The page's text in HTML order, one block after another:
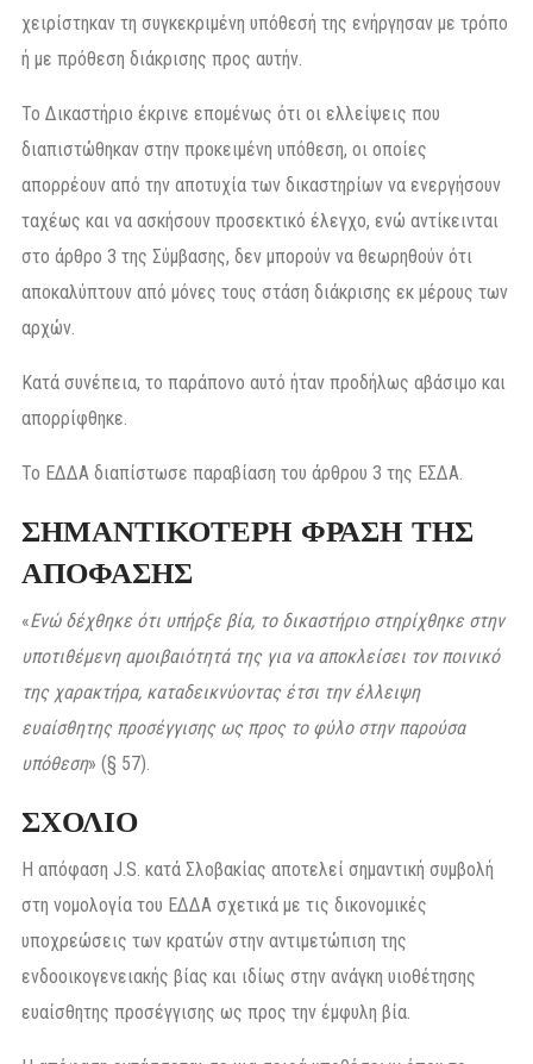
χειρίστηκαν τη συγκεκριμένη υπόθεσή της ενήργησαν με τρόπο
ή με πρόθεση διάκρισης προς αυτήν.
Το Δικαστήριο έκρινε επομένως ότι οι ελλείψεις που
διαπιστώθηκαν στην προκειμένη υπόθεση, οι οποίες
απορρέουν από την αποτυχία των δικαστηρίων να ενεργήσουν
ταχέως και να ασκήσουν προσεκτικό έλεγχο, ενώ αντίκεινται
στο άρθρο 3 της Σύμβασης, δεν μπορούν να θεωρηθούν ότι
αποκαλύπτουν από μόνες τους στάση διάκρισης εκ μέρους των
αρχών.
Κατά συνέπεια, το παράπονο αυτό ήταν προδήλως αβάσιμο και
απορρίφθηκε.
Το ΕΔΔΑ διαπίστωσε παραβίαση του άρθρου 3 της ΕΣΔΑ.
ΣΗΜΑΝΤΙΚΟΤΕΡΗ ΦΡΑΣΗ ΤΗΣ
ΑΠΟΦΑΣΗΣ
«Ενώ δέχθηκε ότι υπήρξε βία, το δικαστήριο στηρίχθηκε στην
υποτιθέμενη αμοιβαιότητά της για να αποκλείσει τον ποινικό
της χαρακτήρα, καταδεικνύοντας έτσι την έλλειψη
ευαίσθητης προσέγγισης ως προς το φύλο στην παρούσα
υπόθεση» (§ 57).
ΣΧΟΛΙΟ
Η απόφαση J.S. κατά Σλοβακίας αποτελεί σημαντική συμβολή
στη νομολογία του ΕΔΔΑ σχετικά με τις δικονομικές
υποχρεώσεις των κρατών στην αντιμετώπιση της
ενδοοικογενειακής βίας και ιδίως στην ανάγκη υιοθέτησης
ευαίσθητης προσέγγισης ως προς την έμφυλη βία.